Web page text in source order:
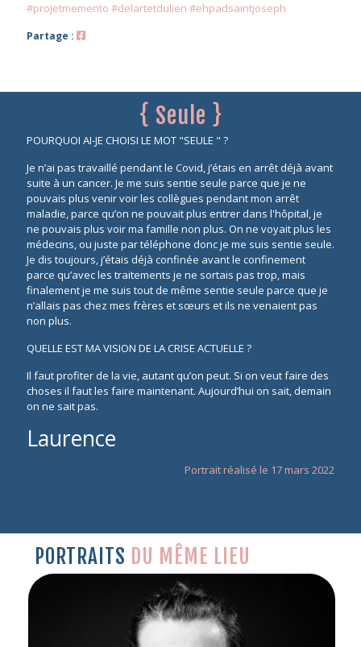
#projetmemento #delartetdulien #ehpadsaintjoseph
Partage :
{ Seule }
POURQUOI AI-JE CHOISI LE MOT "SEULE " ?
Je n’ai pas travaillé pendant le Covid, j’étais en arrêt déjà avant
suite à un cancer. Je me suis sentie seule parce que je ne
pouvais plus venir voir les collègues pendant mon arrêt
maladie, parce qu’on ne pouvait plus entrer dans l'hôpital, je
ne pouvais plus voir ma famille non plus. On ne voyait plus les
médecins, ou juste par téléphone donc je me suis sentie seule.
Je dis toujours, j’étais déjà confinée avant le confinement
parce qu’avec les traitements je ne sortais pas trop, mais
finalement je me suis tout de même sentie seule parce que je
n’allais pas chez mes frères et sœurs et ils ne venaient pas
non plus.
QUELLE EST MA VISION DE LA CRISE ACTUELLE ?
Il faut profiter de la vie, autant qu’on peut. Si on veut faire des
choses il faut les faire maintenant. Aujourd’hui on sait, demain
on ne sait pas.
Laurence
Portrait réalisé le 17 mars 2022
PORTRAITS DU MÊME LIEU